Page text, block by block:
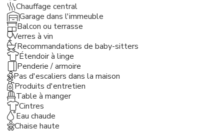
Chauffage central
Garage dans l'immeuble
Balcon ou terrasse
Verres à vin
Recommandations de baby-sitters
Étendoir à linge
Penderie / armoire
Pas d'escaliers dans la maison
Produits d'entretien
Table à manger
Cintres
Eau chaude
Chaise haute